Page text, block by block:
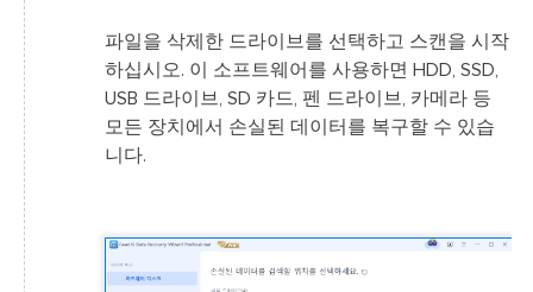
파일을 삭제한 드라이브를 선택하고 스캔을 시작
하십시오. 이 소프트웨어를 사용하면 HDD, SSD,
USB 드라이브, SD 카드, 펜 드라이브, 카메라 등
모든 장치에서 손실된 데이터를 복구할 수 있습
니다.